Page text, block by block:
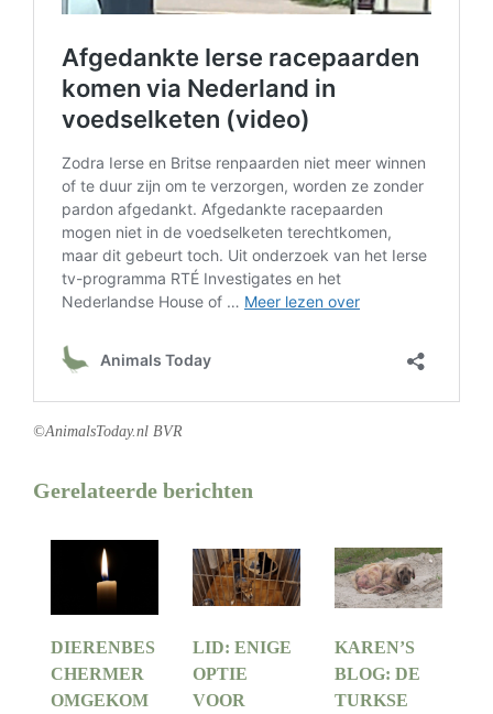
©AnimalsToday.nl BVR
Gerelateerde berichten
DIERENBES
CHERMER
OMGEKOM
LID: ENIGE
OPTIE
VOOR
KAREN’S
BLOG: DE
TURKSE